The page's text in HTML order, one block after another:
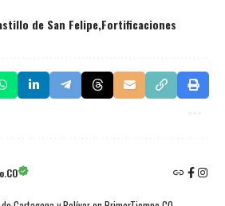
de San Felipe Fortificaciones